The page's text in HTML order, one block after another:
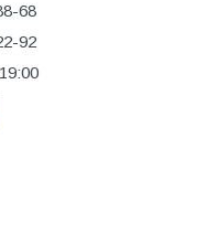
68
92